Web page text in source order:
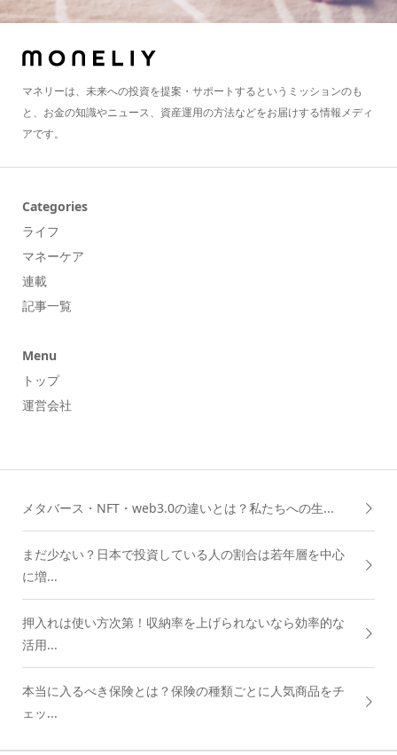
マネリーは、未来への投資を提案・サポートするというミッションのも
と、お金の知識やニュース、資産運用の方法などをお届けする情報メディ
アです。
Categories
ライフ
マネーケア
連載
記事一覧
Menu
トップ
運営会社
メタバース・NFT・web3.0の違いとは？私たちへの生...
まだ少ない？日本で投資している人の割合は若年層を中心
に増...
押入れは使い方次第！収納率を上げられないなら効率的な
活用...
本当に入るべき保険とは？保険の種類ごとに人気商品をチ
ェッ...